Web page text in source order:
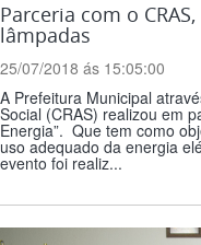
Parceria com o
lâmpadas
25/07/2018 ás 15:05:00
A Prefeitura Municipal
Social (CRAS) realizou em
Energia”. Que tem como
uso adequado da energia
evento foi realiz...